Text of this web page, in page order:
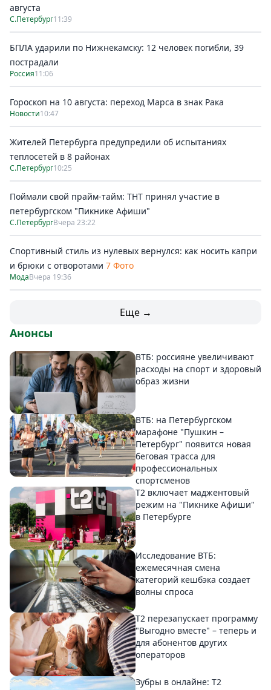
августа
С.Петербург11:39
БПЛА ударили по Нижнекамску: 12 человек погибли, 39
пострадали
Россия11:06
Гороскоп на 10 августа: переход Марса в знак Рака
Новости10:47
Жителей Петербурга предупредили об испытаниях
теплосетей в 8 районах
С.Петербург10:25
Поймали свой прайм-тайм: ТНТ принял участие в
петербургском "Пикнике Афиши"
С.ПетербургВчера 23:22
Спортивный стиль из нулевых вернулся: как носить капри
и брюки с отворотами 7 Фото
МодаВчера 19:36
Еще →
Анонсы
ВТБ: россияне увеличивают
расходы на спорт и здоровый
образ жизни
ВТБ: на Петербургском
марафоне "Пушкин –
Петербург" появится новая
беговая трасса для
профессиональных
спортсменов
Т2 включает маджентовый
режим на "Пикнике Афиши"
в Петербурге
Исследование ВТБ:
ежемесячная смена
категорий кешбэка создает
волны спроса
Т2 перезапускает программу
"Выгодно вместе" – теперь и
для абонентов других
операторов
Зубры в онлайне: Т2